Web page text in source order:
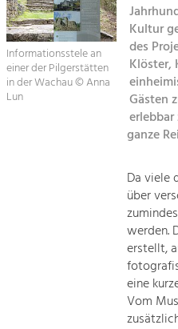
Kirchen am Fluss
Suche
Impressum
Tourismus
Angebotsentwicklung und
Positionierung.
Kunst & Kultur
Handwerk, Wissenschaft und
Soziales, Bildung &
Gleichberechtigung, Jugend
Mobilität &
Klimawandel, öffentlicher
erneuerbare Energie
Informationsstele an
einer der Pilgerstätten
in der Wachau © Anna
Lun
Kultur
des
Klöster,
Gästen
ganze
Da viele
über
werden.
erstellt,
eine
Vom